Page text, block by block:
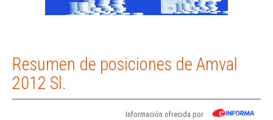
Resumen de posiciones de Amval
2012 Sl.
Información ofrecida por